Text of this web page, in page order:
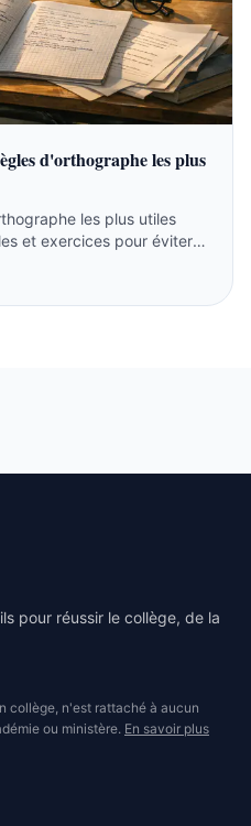
d'orthographe les plus
les plus utiles
et exercices pour éviter
pour réussir le collège, de la
collège, n'est rattaché à aucun
ou ministère. En savoir plus